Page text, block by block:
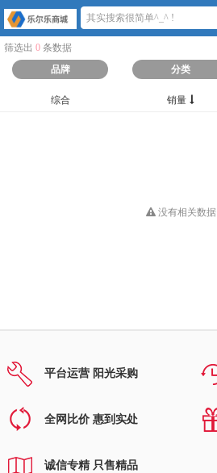
筛选出 0 条数据
品牌
分类
综合 销量
没有相关数据
平台运营 阳光采购
全网比价 惠到实处
诚信专精 只售精品